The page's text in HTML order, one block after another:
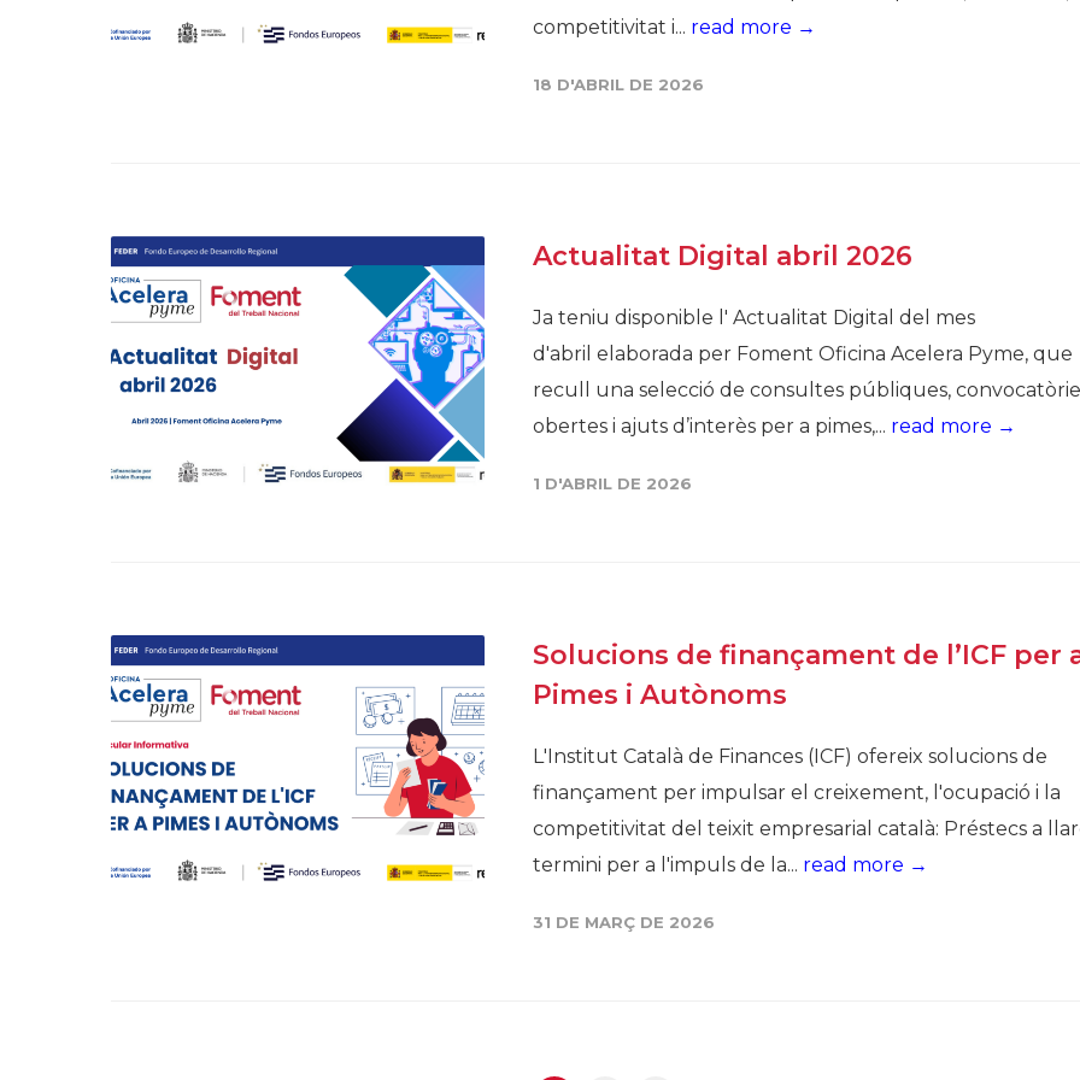
competitivitat i... read more →
18 D'ABRIL DE 2026
Actualitat Digital abril 2026
Ja teniu disponible l' Actualitat Digital del mes
d'abril elaborada per Foment Oficina Acelera Pyme, que
recull una selecció de consultes públiques,
obertes i ajuts d’interès per a pimes,... read more →
1 D'ABRIL DE 2026
Solucions de finançament de l’ICF per
Pimes i Autònoms
L'Institut Català de Finances (ICF) ofereix solucions de
finançament per impulsar el creixement, l'ocupació i la
competitivitat del teixit empresarial català: Préstecs a
termini per a l'impuls de la... read more →
31 DE MARÇ DE 2026